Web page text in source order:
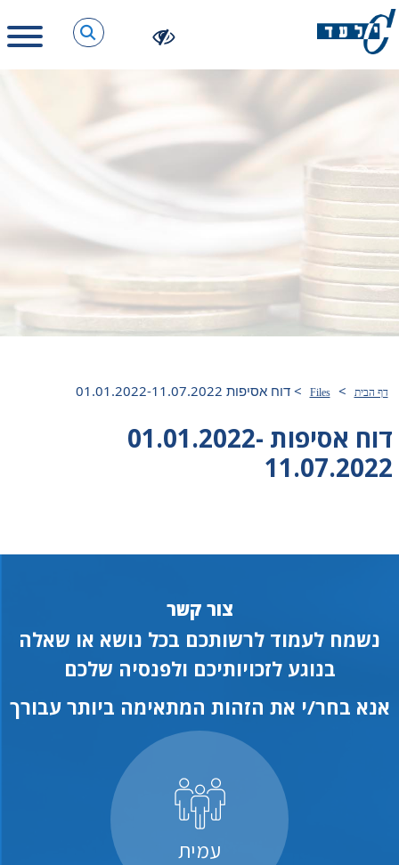
דף הבית >
Files
>דוח אסיפות 01.01.2022-11.07.2022
דוח אסיפות 01.01.2022-
11.07.2022
צור קשר
נשמח לעמוד לרשותכם בכל נושא או שאלה
בנוגע לזכויותיכם ולפנסיה שלכם
אנא בחר/י את הזהות המתאימה ביותר עבורך
עמית